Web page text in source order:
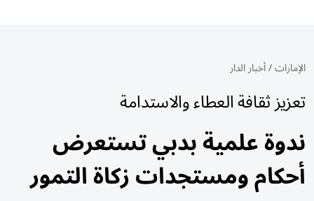
الإمارات/أخبار الدار
تعزيز ثقافة العطاء والاستدامة
ندوة علمية بدبي تستعرض
أحكام ومستجدات زكاة التمور